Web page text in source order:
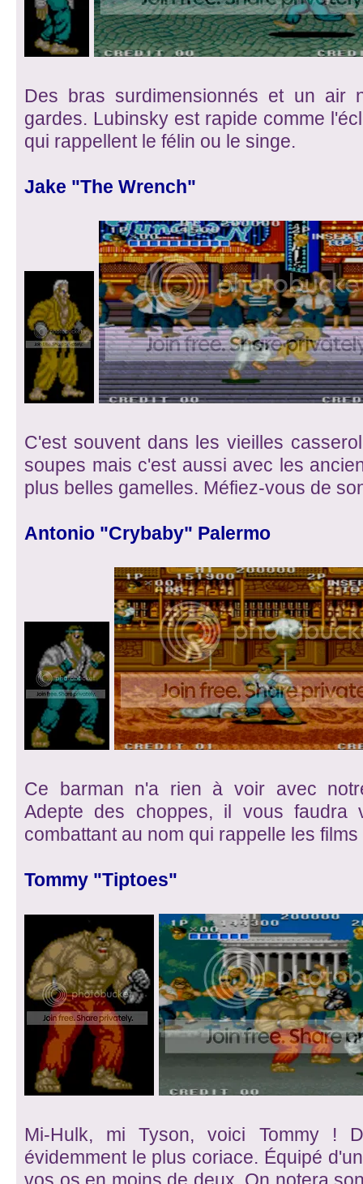
Des bras surdimensionnés et un air
gardes. Lubinsky est rapide comme
qui rappellent le félin ou le singe.
Jake "The Wrench"
C'est souvent dans les vieilles
soupes mais c'est aussi avec les
plus belles gamelles. Méfiez-vous de
Antonio "Crybaby" Palermo
Ce barman n'a rien à voir avec
Adepte des choppes, il vous
combattant au nom qui rappelle les
Tommy "Tiptoes"
Mi-Hulk, mi Tyson, voici Tommy !
évidemment le plus coriace. Équipé